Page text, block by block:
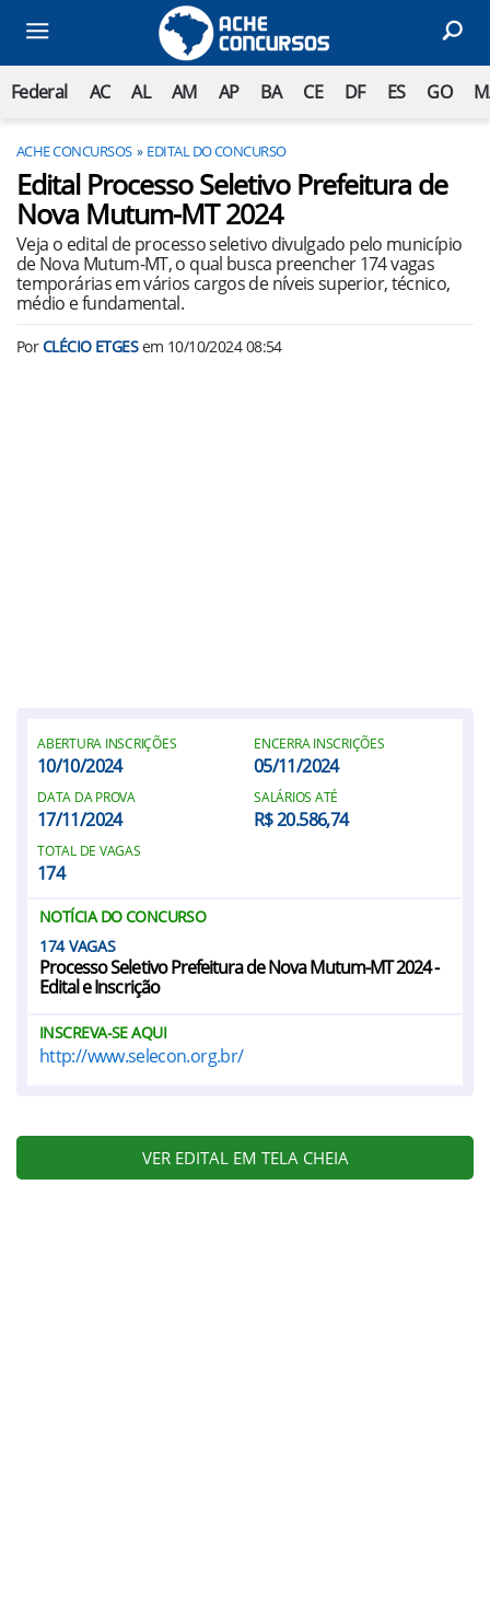
Federal AC AL AM AP BA CE DF ES GO
ACHE CONCURSOS EDITAL DO CONCURSO
Edital Processo Seletivo Prefeitura de
Nova Mutum-MT 2024
Veja o edital de processo seletivo divulgado pelo município
de Nova Mutum-MT, o qual busca preencher 174 vagas
temporárias em vários cargos de níveis superior, técnico,
médio e fundamental.
PorCLÉCIO ETGESem 10/10/2024 08:54
ABERTURA INSCRIÇÕES
10/10/2024
ENCERRA INSCRIÇÕES
05/11/2024
DATA DA PROVA
17/11/2024
SALÁRIOS ATÉ
R$ 20.586,74
TOTAL DE VAGAS
174
NOTÍCIA DO CONCURSO
174
Processo Seletivo Prefeitura de Nova Mutum-MT 2024 -
Edital e Inscrição
INSCREVA-SE AQUI
http://www.selecon.org.br/
VER EDITAL EM TELA CHEIA